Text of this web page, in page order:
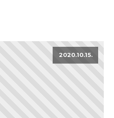
2020.10.15.